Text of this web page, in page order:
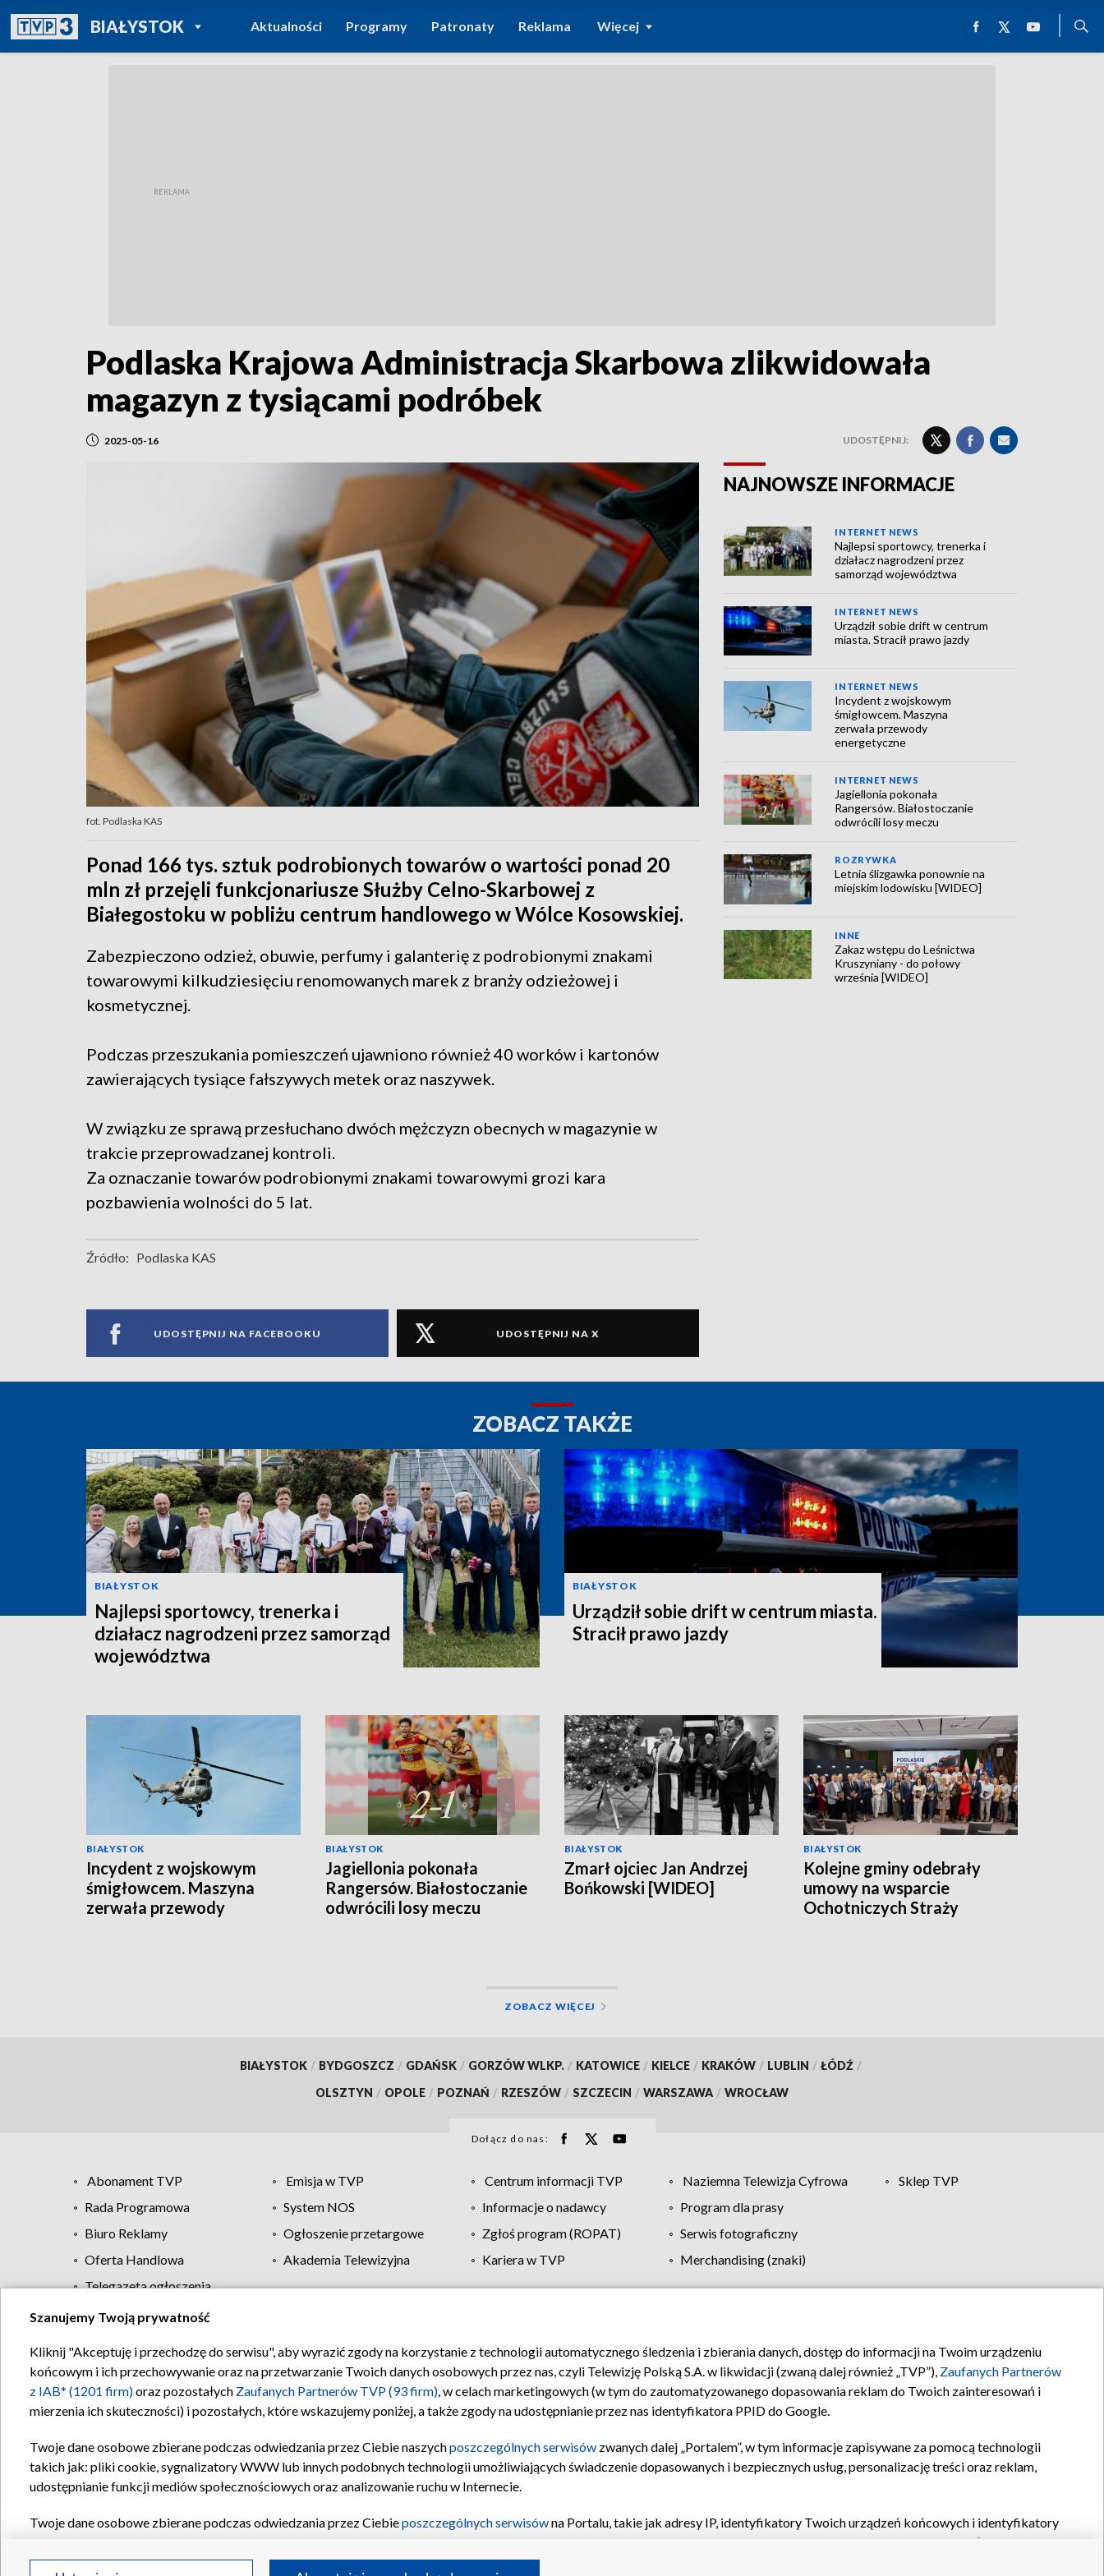
BIAŁYSTOKPOWRÓT DO
TVP REGIONY
Aktualności Programy Patronaty Reklama Więcej
Podlaska Krajowa Administracja Skarbowa zlikwidowała
magazyn z tysiącami podróbek
2025-05-16 UDOSTĘPNIJ:
fot. Podlaska KAS
Ponad 166 tys. sztuk podrobionych towarów o wartości ponad 20
mln zł przejęli funkcjonariusze Służby Celno-Skarbowej z
Białegostoku w pobliżu centrum handlowego w Wólce Kosowskiej.
Zabezpieczono odzież, obuwie, perfumy i galanterię z podrobionymi znakami
towarowymi kilkudziesięciu renomowanych marek z branży odzieżowej i
kosmetycznej.
Podczas przeszukania pomieszczeń ujawniono również 40 worków i kartonów
zawierających tysiące fałszywych metek oraz naszywek.
W związku ze sprawą przesłuchano dwóch mężczyzn obecnych w magazynie w
trakcie przeprowadzanej kontroli.
Za oznaczanie towarów podrobionymi znakami towarowymi grozi kara
pozbawienia wolności do 5 lat.
Źródło: Podlaska KAS
UDOSTĘPNIJ NA FACEBOOKU UDOSTĘPNIJ NA X
NAJNOWSZE INFORMACJE
INTERNET NEWS
Najlepsi sportowcy, trenerka i
działacz nagrodzeni przez
samorząd województwa
INTERNET NEWS
Urządził sobie drift w centrum
miasta. Stracił prawo jazdy
INTERNET NEWS
Incydent z wojskowym
śmigłowcem. Maszyna
zerwała przewody
energetyczne
INTERNET NEWS
Jagiellonia pokonała
Rangersów. Białostoczanie
odwrócili losy meczu
ROZRYWKA
Letnia ślizgawka ponownie na
miejskim lodowisku [WIDEO]
INNE
Zakaz wstępu do Leśnictwa
Kruszyniany - do połowy
września [WIDEO]
ZOBACZ TAKŻE
BIAŁYSTOK
Najlepsi sportowcy, trenerka i
działacz nagrodzeni przez samorząd
województwa
BIAŁYSTOK
Urządził sobie drift w centrum miasta.
Stracił prawo jazdy
BIAŁYSTOK
Incydent z wojskowym
śmigłowcem. Maszyna
zerwała przewody
BIAŁYSTOK
Jagiellonia pokonała
Rangersów. Białostoczanie
odwrócili losy meczu
BIAŁYSTOK
Zmarł ojciec Jan Andrzej
Bońkowski [WIDEO]
BIAŁYSTOK
Kolejne gminy odebrały
umowy na wsparcie
Ochotniczych Straży
ZOBACZ WIĘCEJ
BIAŁYSTOK / BYDGOSZCZ / GDAŃSK / GORZÓW WLKP. / KATOWICE / KIELCE / KRAKÓW / LUBLIN / ŁÓDŹ /
OLSZTYN / OPOLE / POZNAŃ / RZESZÓW / SZCZECIN / WARSZAWA / WROCŁAW
Dołącz do nas:
Abonament TVP Emisja w TVP Centrum informacji TVP Naziemna Telewizja Cyfrowa
Sklep TVP
Rada Programowa
System NOS Informacje o nadawcy
Program dla prasy
Biuro Reklamy
Ogłoszenie przetargowe Zgłoś program (ROPAT)
Serwis fotograficzny
Oferta Handlowa
Akademia Telewizyjna Kariera w TVP
Merchandising (znaki)
Telegazeta ogłoszenia
Regulamin TVP Polityka prywatności Moje zgody Pomoc Biuro reklamy Kontakt
Szanujemy Twoją prywatność
Kliknij "Akceptuję i przechodzę do serwisu", aby wyrazić zgody na korzystanie z technologii automatycznego śledzenia i zbierania danych, dostęp do informacji na Twoim urządzeniu
końcowym i ich przechowywanie oraz na przetwarzanie Twoich danych osobowych przez nas, czyli Telewizję Polską S.A. w likwidacji (zwaną dalej również „TVP”), Zaufanych Partnerów
z IAB* (1201 firm)oraz pozostałych Zaufanych Partnerów TVP (93 firm), w celach marketingowych (w tym do zautomatyzowanego dopasowania reklam do Twoich zainteresowań i
mierzenia ich skuteczności) i pozostałych, które wskazujemy poniżej, a także zgody na udostępnianie przez nas identyfikatora PPID do Google.
Twoje dane osobowe zbierane podczas odwiedzania przez Ciebie naszychposzczególnych serwisów zwanych dalej „Portalem”, w tym informacje zapisywane za pomocą technologii
takich jak: pliki cookie, sygnalizatory WWW lub innych podobnych technologii umożliwiających świadczenie dopasowanych i bezpiecznych usług, personalizację treści oraz reklam,
udostępnianie funkcji mediów społecznościowych oraz analizowanie ruchu w Internecie.
Twoje dane osobowe zbierane podczas odwiedzania przez Ciebieposzczególnych serwisówna Portalu, takie jak adresy IP, identyfikatory Twoich urządzeń końcowych i identyfikatory
oraz pozostałych
Partnerów TVPdla realizacji następujących celów i funkcji: przechowywania informacji na urządzeniu lub dostęp do nich, wyboru podstawowych reklam, wyboru spersonalizowanych